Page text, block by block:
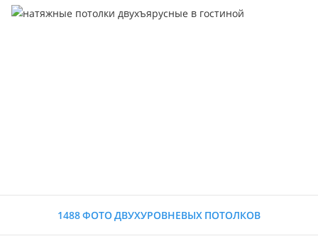
1488 ФОТО ДВУХУРОВНЕВЫХ ПОТОЛКОВ